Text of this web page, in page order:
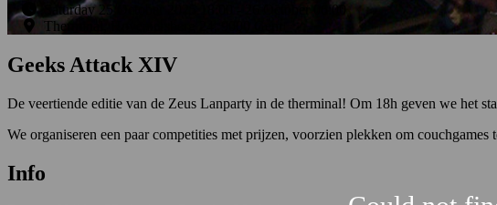
Saturday 25 October 2025 18:00
06:00
Therminal, Hoveniersberg 24, 9000 Gent
Geeks Attack XIV
De veertiende editie van de Zeus Lanparty in de therminal! Om 18h geven we het
We organiseren een paar competities met prijzen, voorzien plekken om
Info